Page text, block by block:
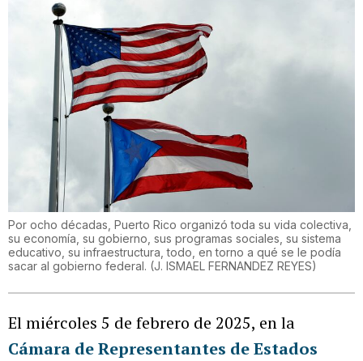
Por ocho décadas, Puerto Rico organizó toda su vida colectiva,
su economía, su gobierno, sus programas sociales, su sistema
educativo, su infraestructura, todo, en torno a qué se le podía
sacar al gobierno federal. (J. ISMAEL FERNANDEZ REYES)
El miércoles 5 de febrero de 2025, en la
Cámara de Representantes de Estados